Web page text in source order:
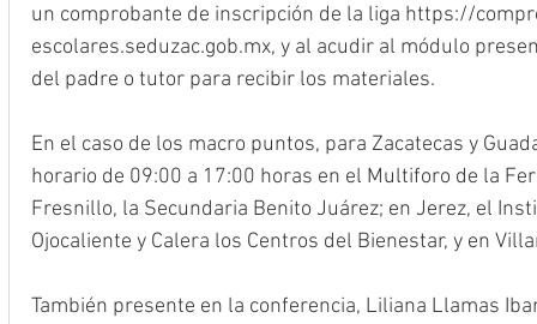
un comprobante de inscripción de la liga https://
escolares.seduzac.gob.mx, y al acudir al módulo
del padre o tutor para recibir los materiales.
En el caso de los macro puntos, para Zacatecas y
horario de 09:00 a 17:00 horas en el Multiforo de la
Fresnillo, la Secundaria Benito Juárez; en Jerez, el
Ojocaliente y Calera los Centros del Bienestar, y en
También presente en la conferencia, Liliana Llamas